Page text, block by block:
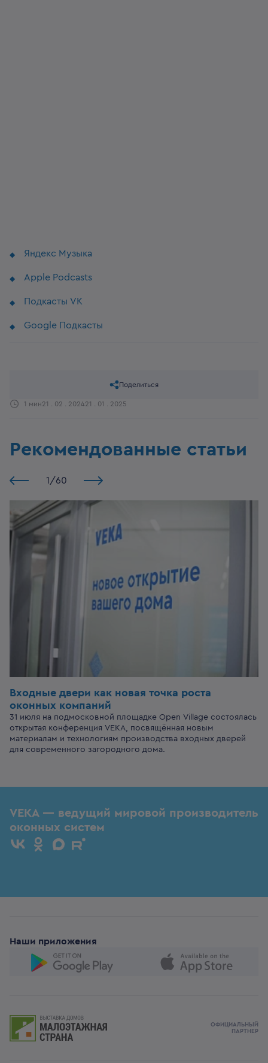
Яндекс Музыка
Apple Podcasts
Подкасты VK
Google Подкасты
1 мин21 . 02 . 202421 . 01 . 2025
Поделиться
Рекомендованные статьи
1 /60
Входные двери как новая точка роста
оконных компаний
31 июля на подмосковной площадке Open Village состоялась
открытая конференция VEKA, посвящённая новым
материалам и технологиям производства входных дверей
для современного загородного дома.
VEKA — ведущий мировой производитель
оконных систем
Наши приложения
ОФИЦИАЛЬНЫЙ
ПАРТНЕР